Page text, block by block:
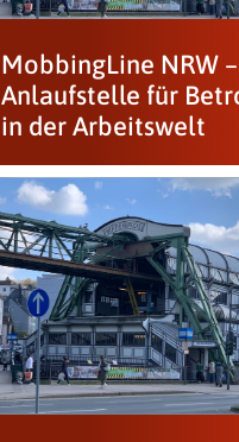
MobbingLine NRW –
Anlaufstelle für
in der Arbeitswelt